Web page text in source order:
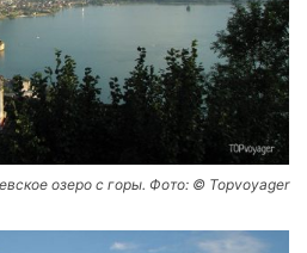
озеро с горы. Фото: © Topvoyager